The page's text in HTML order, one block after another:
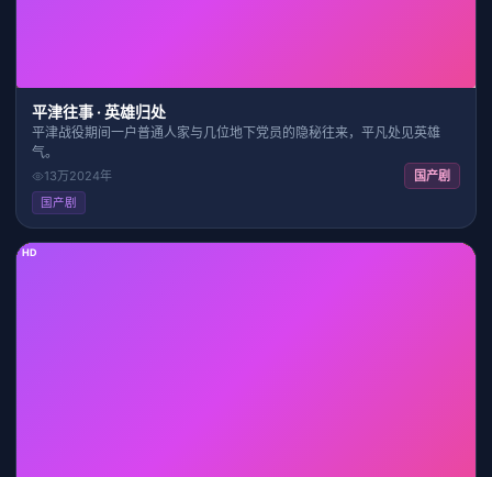
平津往事 · 英雄归处
平津战役期间一户普通人家与几位地下党员的隐秘往来，平凡处见英雄
气。
13万2024年 国产剧
国产剧
HD